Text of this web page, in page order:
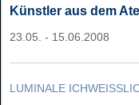
Künstler aus dem
23.05. - 15.06.2008
LUMINALE